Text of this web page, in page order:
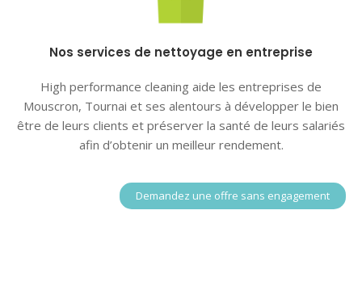
Nos services de nettoyage en entreprise
High performance cleaning aide les entreprises de
Mouscron, Tournai et ses alentours à développer le bien
être de leurs clients et préserver la santé de leurs salariés
afin d’obtenir un meilleur rendement.
Demandez une offre sans engagement